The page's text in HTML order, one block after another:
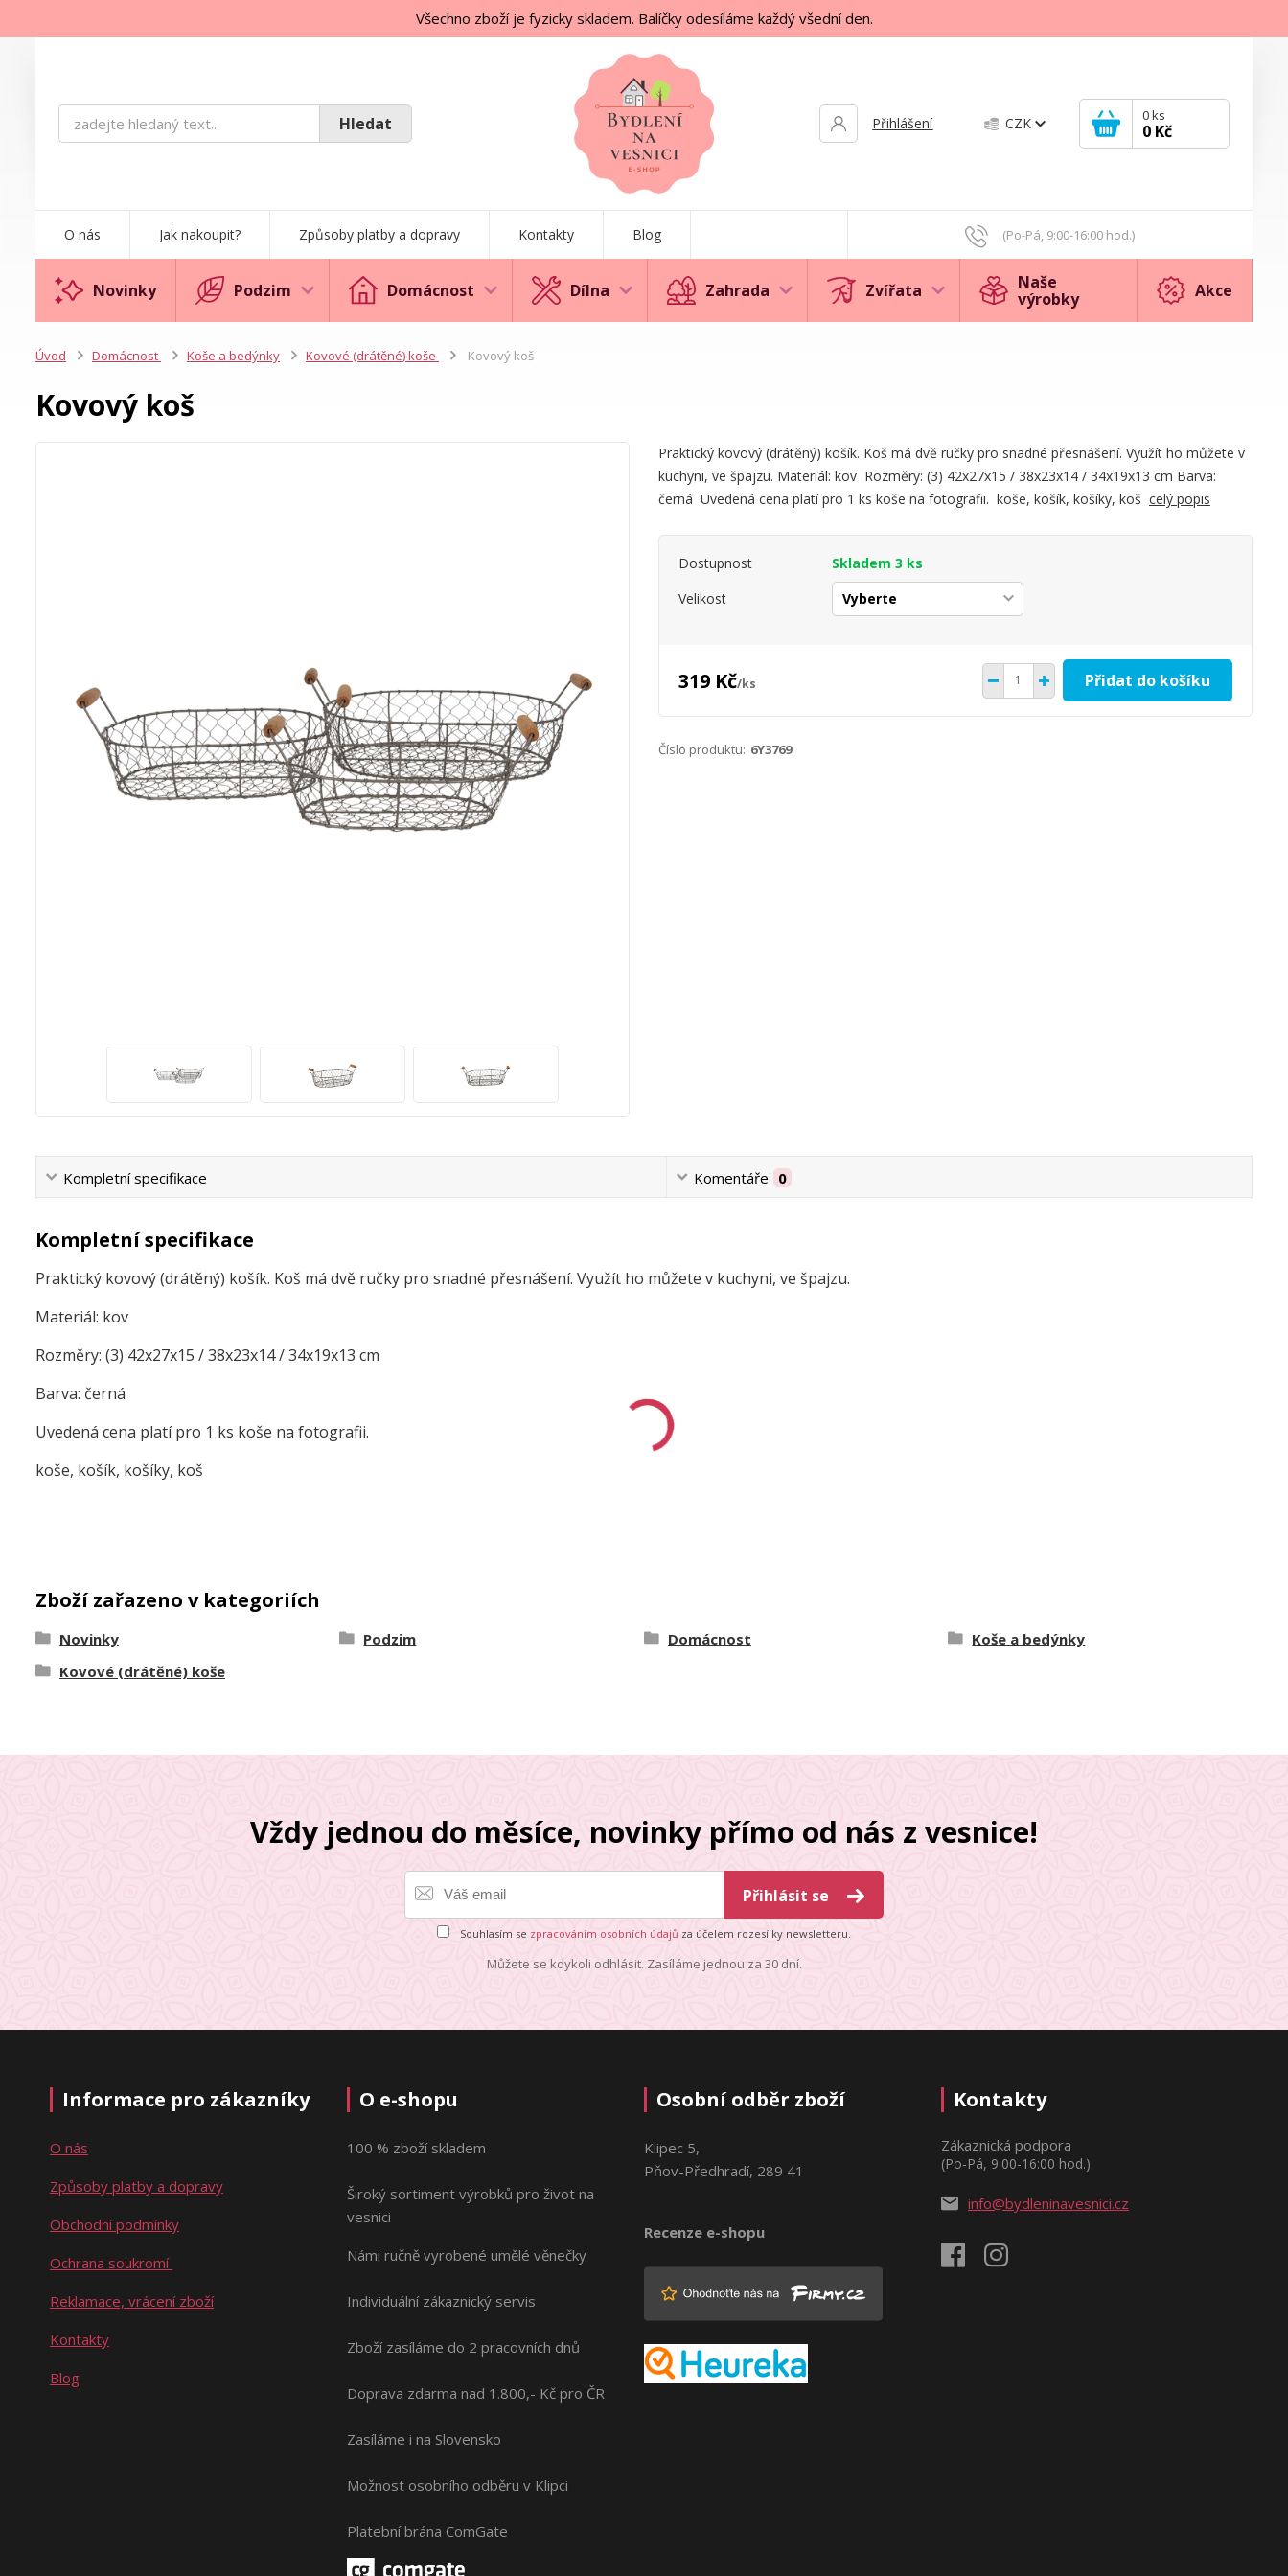
Všechno zboží je fyzicky skladem. Balíčky odesíláme každý všední den.
O nás Jak nakoupit? Způsoby platby a dopravy Kontakty Blog
CZK
Přihlášení
Hledat
(Po-Pá, 9:00-16:00 hod.)
0ks
0 Kč
Novinky Podzim Domácnost Dílna Zahrada Zvířata
Naše
výrobky
Akce
Úvod Domácnost Koše a bedýnky Kovové (drátěné) koše Kovový koš
Kovový koš
Praktický kovový (drátěný) košík. Koš má dvě ručky pro snadné přesnášení. Využít ho můžete v
kuchyni, ve špajzu. Materiál: kov Rozměry: (3) 42x27x15 / 38x23x14 / 34x19x13 cm Barva:
černá Uvedená cena platí pro 1 ks koše na fotografii. koše, košík, košíky, koš celý popis
Dostupnost
Skladem 3 ks
Velikost
319 Kč/ks Přidat do košíku
Číslo produktu: 6Y3769
Kompletní specifikace Komentáře 0
Kompletní specifikace
Praktický kovový (drátěný) košík. Koš má dvě ručky pro snadné přesnášení. Využít ho můžete v kuchyni, ve špajzu.
Materiál: kov
Rozměry: (3) 42x27x15 / 38x23x14 / 34x19x13 cm
Barva: černá
Uvedená cena platí pro 1 ks koše na fotografii.
koše, košík, košíky, koš
Zboží zařazeno v kategoriích
Novinky Podzim Domácnost
Koše a bedýnky
Kovové (drátěné) koše
Vždy jednou do měsíce, novinky přímo od nás z vesnice!
Přihlásit se
Souhlasím se zpracováním osobních údajů za účelem rozesílky newsletteru.
Můžete se kdykoli odhlásit. Zasíláme jednou za 30 dní.
Informace pro zákazníky
O nás
Způsoby platby a dopravy
Obchodní podmínky
Ochrana soukromí
Reklamace, vrácení zboží
Kontakty
Blog
O e-shopu
100 % zboží skladem
Široký sortiment výrobků pro život na
vesnici
Námi ručně vyrobené umělé věnečky
Individuální zákaznický servis
Zboží zasíláme do 2 pracovních dnů
Doprava zdarma nad 1.800,- Kč pro ČR
Zasíláme i na Slovensko
Možnost osobního odběru v Klipci
Platební brána ComGate
Osobní odběr zboží
Klipec 5,
Pňov-Předhradí, 289 41
Recenze e-shopu
Kontakty
Zákaznická podpora
(Po-Pá, 9:00-16:00 hod.)
info@bydleninavesnici.cz